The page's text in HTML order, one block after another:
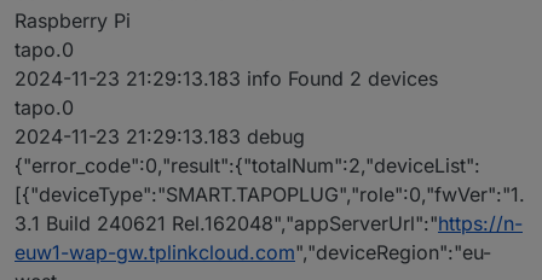
Raspberry Pi
tapo.0
2024-11-23 21:29:13.183 info Found 2 devices
tapo.0
2024-11-23 21:29:13.183 debug
{"error_code":0,"result":{"totalNum":2,"deviceList":
[{"deviceType":"SMART.TAPOPLUG","role":0,"fwVer":"1.
3.1 Build 240621 Rel.162048","appServerUrl":"https://n-
euw1-wap-gw.tplinkcloud.com","deviceRegion":"eu-